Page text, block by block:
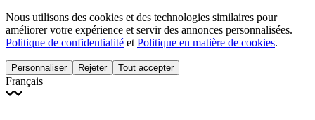
Nous utilisons des cookies et des technologies similaires pour
améliorer votre expérience et servir des annonces personnalisées.
Politique de confidentialité et Politique en matière de cookies.
Personnaliser Rejeter Tout accepter
Français